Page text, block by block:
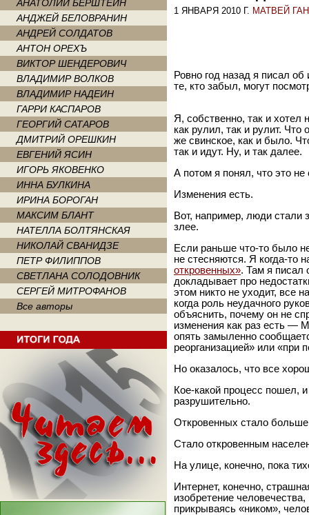
АНАТОЛИЙ БЕРШТЕЙН
АНДЖЕЙ БЕЛОВРАНИН
АНДРЕЙ СОЛДАТОВ
АНТОН ОРЕХЪ
ВИКТОР ШЕНДЕРОВИЧ
ВЛАДИМИР ВОЛКОВ
ВЛАДИМИР НАДЕИН
ГАРРИ КАСПАРОВ
ГЕОРГИЙ САТАРОВ
ДМИТРИЙ ОРЕШКИН
ЕВГЕНИЙ ЯСИН
ИГОРЬ ЯКОВЕНКО
ИННА БУЛКИНА
ИРИНА БОРОГАН
МАКСИМ БЛАНТ
НАТЕЛЛА БОЛТЯНСКАЯ
НИКОЛАЙ СВАНИДЗЕ
ПЕТР ФИЛИППОВ
СВЕТЛАНА СОЛОДОВНИК
СЕРГЕЙ МИТРОФАНОВ
Все авторы
1 ЯНВАРЯ 2010 Г. МАТВЕЙ
Ровно год назад я писал об
те, кто забыл, могут
Я, собственно, так и хотел
как рулил, так и рулит.
же свинское, как и было.
так и идут. Ну, и так далее.
А потом я понял, что это не
Изменения есть.
Вот, например, люди стали
злее.
Если раньше что-то было
не стесняются. Я когда-то
откровенных». Там я писал
докладывает про
этом никто не уходит, все
когда роль неудачного
объяснить, почему он не
изменения как раз есть —
опять замыленно
реорганизацией» или «при
Но оказалось, что все
Кое-какой процесс пошел,
разрушительно.
Откровенных стало
Стало откровенным
На улице, конечно, пока
Интернет, конечно,
изобретение
прикрываясь «ником»,